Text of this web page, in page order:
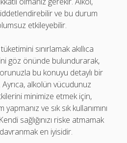
ve bu durum
etkileyebilir.
sınırlamak akıllıca
göz önünde bulundurarak,
bu konuyu detaylı bir
alkolün vücudunuz
minimize etmek için,
ve sık sık kullanımını
sağlığınızı riske atmamak
en iyisidir.